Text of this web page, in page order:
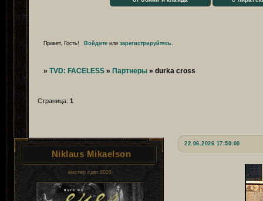
Привет, Гость! Войдитеили зарегистрируйтесь.
» TVD: FACELESS » Партнеры » durka cross
Страница: 1
22.06.2026 17:50:00
Niklaus Mikaelson
мистер сдвг 2026